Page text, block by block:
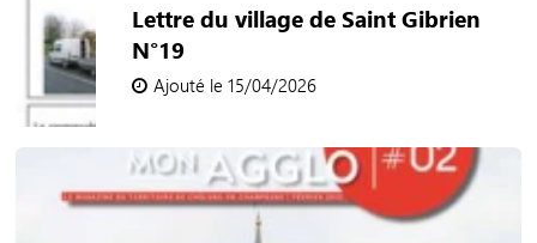
Lettre du village de Saint Gibrien
N°19
Ajouté le 15/04/2026